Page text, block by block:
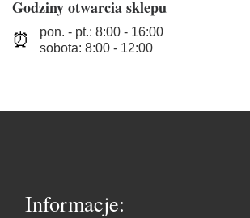
Godziny otwarcia sklepu
⏰
pon. - pt.: 8:00 - 16:00
sobota: 8:00 - 12:00
Informacje: